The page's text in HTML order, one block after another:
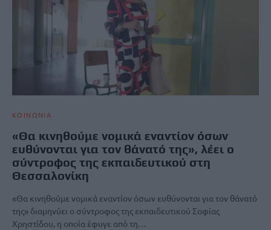
ΚΟΙΝΩΝΙΑ
«Θα κινηθούμε νομικά εναντίον όσων
ευθύνονται για τον θάνατό της», λέει ο
σύντροφος της εκπαιδευτικού στη
Θεσσαλονίκη
«Θα κινηθούμε νομικά εναντίον όσων ευθύνονται για τον θάνατό
της» διαμηνύει ο σύντροφος της εκπαιδευτικού Σοφίας
Χρηστίδου, η οποία έφυγε από τη…